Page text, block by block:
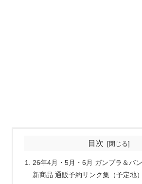
目次
26年4月・5月・6月 ガンプラ＆バ
新商品 通販予約リンク集（予定地）